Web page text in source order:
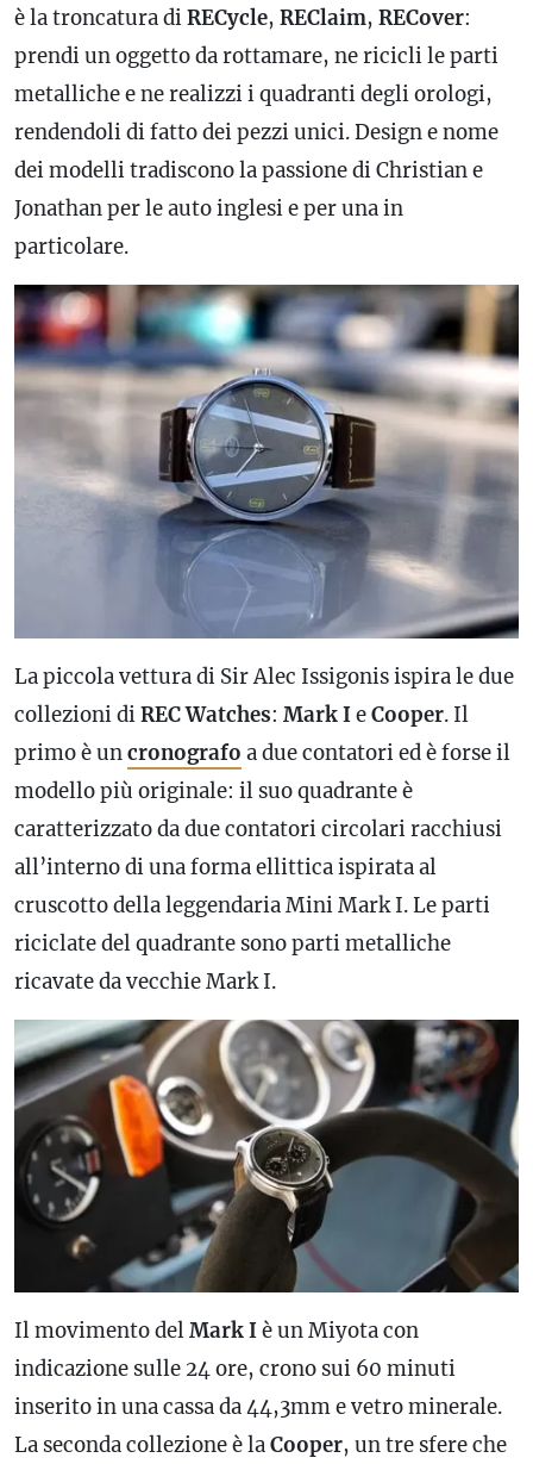
è la troncatura diRECycle, REClaim, RECover:
prendi un oggetto da rottamare, ne ricicli le parti
metalliche e ne realizzi i quadranti degli orologi,
rendendoli di fatto dei pezzi unici. Design e nome
dei modelli tradiscono la passione di Christian e
Jonathan per le auto inglesi e per una in
particolare.
La piccola vettura di Sir Alec Issigonis ispira le due
collezioni diREC Watches: Mark IeCooper. Il
primo è uncronografo a due contatori ed è forse il
modello più originale: il suo quadrante è
caratterizzato da due contatori circolari racchiusi
all’interno di una forma ellittica ispirata al
cruscotto della leggendaria Mini Mark I. Le parti
riciclate del quadrante sono parti metalliche
ricavate da vecchie Mark I.
Il movimento delMark Iè un Miyota con
indicazione sulle 24 ore, crono sui 60 minuti
inserito in una cassa da 44,3mm e vetro minerale.
La seconda collezione è laCooper, un tre sfere che